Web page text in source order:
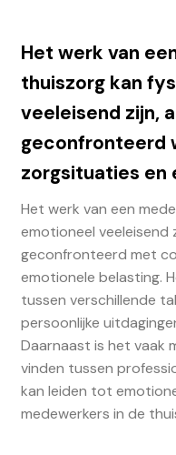
Het werk van
thuiszorg kan
veeleisend zijn,
geconfronteerd
zorgsituaties en
Het werk van een
emotioneel veeleisend
geconfronteerd met
emotionele belasting.
tussen verschillende
persoonlijke
Daarnaast is het vaak
vinden tussen
kan leiden tot
medewerkers in de